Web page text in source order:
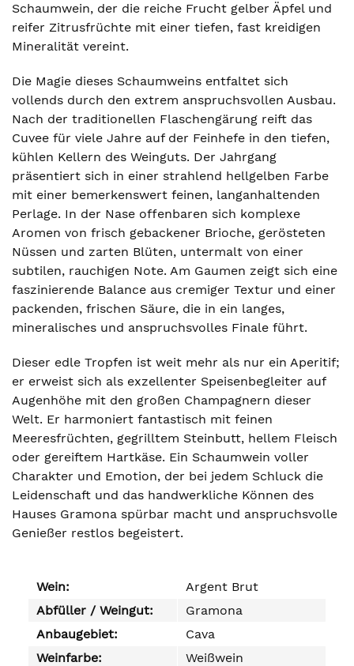
Schaumwein, der die reiche Frucht gelber Äpfel und
reifer Zitrusfrüchte mit einer tiefen, fast kreidigen
Mineralität vereint.
Die Magie dieses Schaumweins entfaltet sich
vollends durch den extrem anspruchsvollen Ausbau.
Nach der traditionellen Flaschengärung reift das
Cuvee für viele Jahre auf der Feinhefe in den tiefen,
kühlen Kellern des Weinguts. Der Jahrgang
präsentiert sich in einer strahlend hellgelben Farbe
mit einer bemerkenswert feinen, langanhaltenden
Perlage. In der Nase offenbaren sich komplexe
Aromen von frisch gebackener Brioche, gerösteten
Nüssen und zarten Blüten, untermalt von einer
subtilen, rauchigen Note. Am Gaumen zeigt sich eine
faszinierende Balance aus cremiger Textur und einer
packenden, frischen Säure, die in ein langes,
mineralisches und anspruchsvolles Finale führt.
Dieser edle Tropfen ist weit mehr als nur ein Aperitif;
er erweist sich als exzellenter Speisenbegleiter auf
Augenhöhe mit den großen Champagnern dieser
Welt. Er harmoniert fantastisch mit feinen
Meeresfrüchten, gegrilltem Steinbutt, hellem Fleisch
oder gereiftem Hartkäse. Ein Schaumwein voller
Charakter und Emotion, der bei jedem Schluck die
Leidenschaft und das handwerkliche Können des
Hauses Gramona spürbar macht und anspruchsvolle
Genießer restlos begeistert.
Wein:
Argent Brut
Abfüller / Weingut:
Gramona
Anbaugebiet:
Cava
Weinfarbe:
Weißwein